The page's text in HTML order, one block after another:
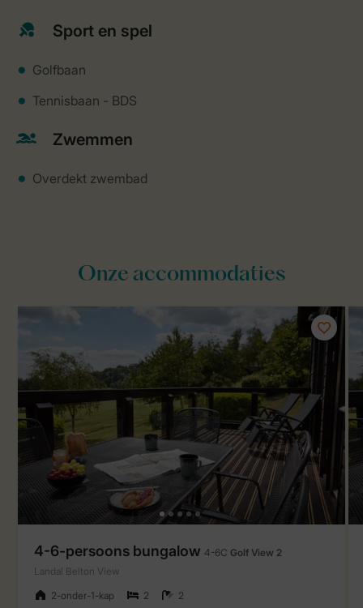
Sport en spel
Golfbaan
Tennisbaan - BDS
Zwemmen
Overdekt zwembad